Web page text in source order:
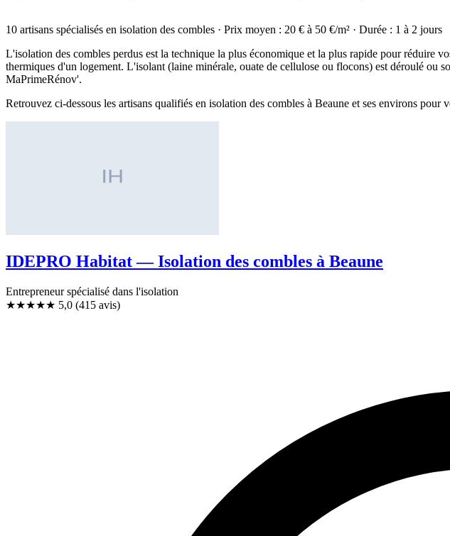
10 artisans spécialisés en isolation des combles · Prix moyen : 20 € à 50 €/m² · Durée : 1 à 2 jours
L'isolation des combles perdus est la technique la plus économique et la plus rapide pour réduire
thermiques d'un logement. L'isolant (laine minérale, ouate de cellulose ou flocons) est déroulé ou
MaPrimeRénov'.
Retrouvez ci-dessous les artisans qualifiés en isolation des combles à Beaune et ses environs pour
IDEPRO Habitat — Isolation des combles à Beaune
Entrepreneur spécialisé dans l'isolation
★★★★★ 5,0 (415 avis)